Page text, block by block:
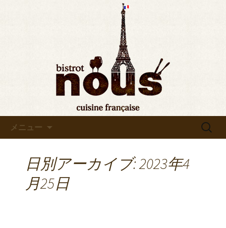
◆東京・秋葉原◆ビストロヌ
ー“bistrot nous”よりお知らせ
東京・秋葉原のビストロヌー“bistrot
nous”の最新情報をお知らせします。フ
レンチが美味しい当店の新メニューや
おすすめワインの入荷情報、メディア
情報などさまざまなお知らせをします
ので、ぜひご覧ください。
メニュー
検
日別アーカイブ: 2023年4
月25日